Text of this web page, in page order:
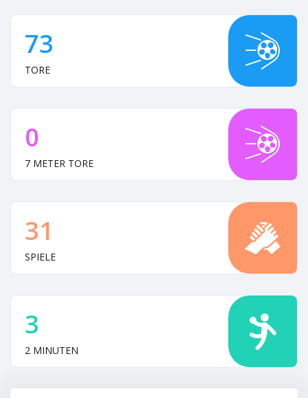
73
TORE
0
7 METER TORE
31
SPIELE
3
2 MINUTEN